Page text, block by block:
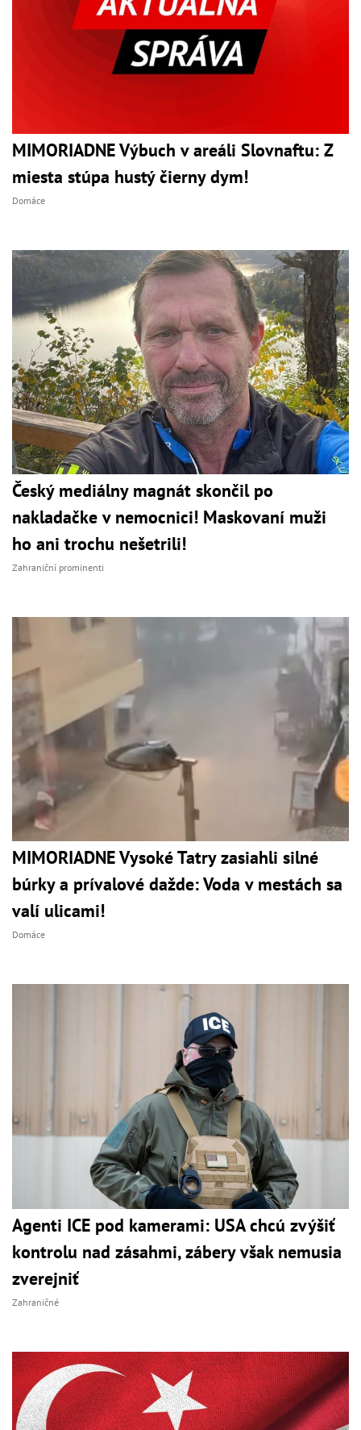
MIMORIADNE Výbuch v areáli Slovnaftu: Z
miesta stúpa hustý čierny dym!
Domáce
Český mediálny magnát skončil po
nakladačke v nemocnici! Maskovaní muži
ho ani trochu nešetrili!
Zahraniční prominenti
MIMORIADNE Vysoké Tatry zasiahli silné
búrky a prívalové dažde: Voda v mestách sa
valí ulicami!
Domáce
Agenti ICE pod kamerami: USA chcú zvýšiť
kontrolu nad zásahmi, zábery však nemusia
zverejniť
Zahraničné